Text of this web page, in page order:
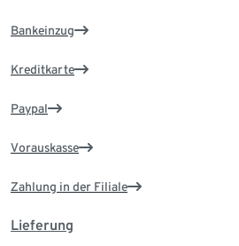
Bankeinzug
Kreditkarte
Paypal
Vorauskasse
Zahlung in der Filiale
Lieferung